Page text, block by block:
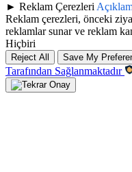
► Reklam Çerezleri
Reklam çerezleri, önceki
reklamlar sunar ve reklam
Hiçbiri
Reject All Save My
Tarafından Sağlanmaktadır